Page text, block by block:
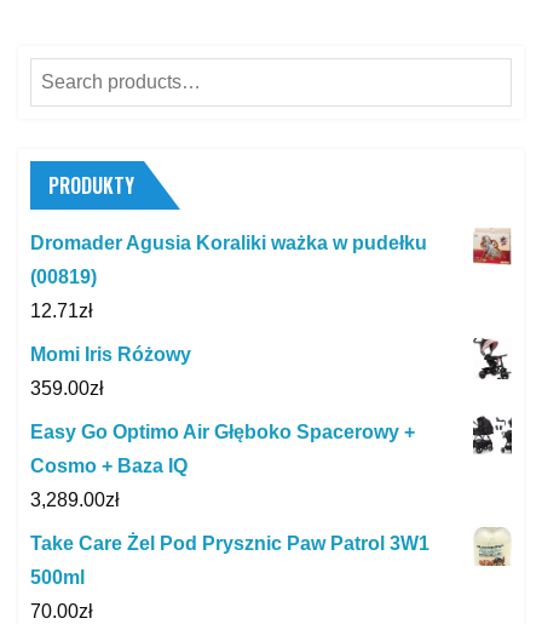
Search
for:
PRODUKTY
Dromader Agusia Koraliki ważka w pudełku
(00819)
12.71zł
Momi Iris Różowy
359.00zł
Easy Go Optimo Air Głęboko Spacerowy +
Cosmo + Baza IQ
3,289.00zł
Take Care Żel Pod Prysznic Paw Patrol 3W1
500ml
70.00zł